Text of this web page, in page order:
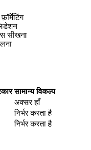
सीखना
सामान्य विकल्प
अक्सर हाँ
निर्भर करता है
निर्भर करता है